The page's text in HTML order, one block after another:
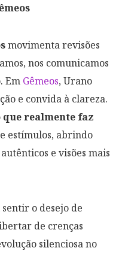
movimenta revisões
nos comunicamos
Em Gêmeos, Urano
e convida à clareza.
realmente faz
estímulos, abrindo
e visões mais
sentir o desejo de
de crenças
silenciosa no